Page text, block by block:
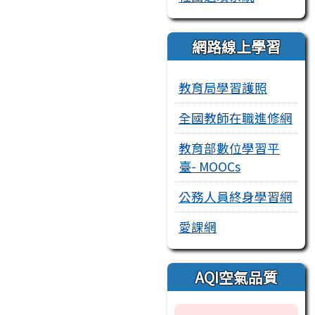
網路線上學習
教育局學習護照
全國教師在職進修網
教育部數位學習平
臺- MOOCs
公務人員終身學習網
愛課網
AQI空氣品質